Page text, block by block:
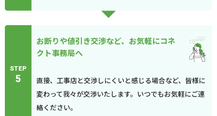
STEP
5
お断りや値引き交渉など、お気軽にコネ
クト事務局へ
直接、工事店と交渉しにくいと感じる場合など、皆様に
変わって我々が交渉いたします。いつでもお気軽にご連
絡ください。